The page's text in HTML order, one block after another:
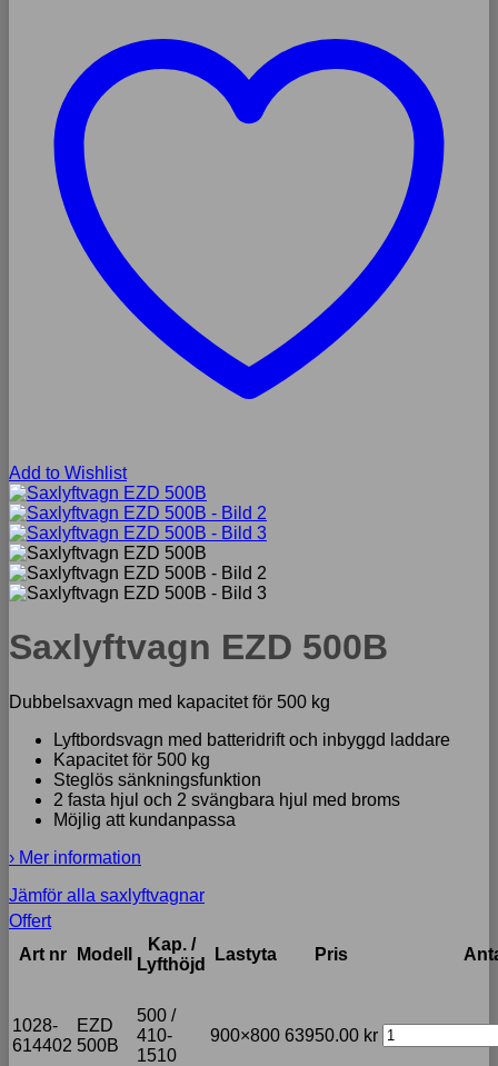
Add to Wishlist
Saxlyftvagn EZD 500B
Dubbelsaxvagn med kapacitet för 500 kg
Lyftbordsvagn med batteridrift och inbyggd laddare
Kapacitet för 500 kg
Steglös sänkningsfunktion
2 fasta hjul och 2 svängbara hjul med broms
Möjlig att kundanpassa
› Mer information
Jämför alla saxlyftvagnar
Offert
Art nr
Modell
Kap. /
Lyfthöjd
Lastyta Pris
1028-
614402
EZD
500B
500 /
410-
1510
900×800 63950.00 kr